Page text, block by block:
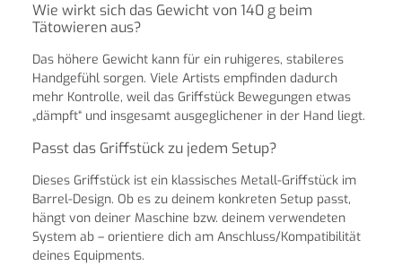
Wie wirkt sich das Gewicht von 140 g beim
Tätowieren aus?
Das höhere Gewicht kann für ein ruhigeres, stabileres
Handgefühl sorgen. Viele Artists empfinden dadurch
mehr Kontrolle, weil das Griffstück Bewegungen etwas
„dämpft“ und insgesamt ausgeglichener in der Hand liegt.
Passt das Griffstück zu jedem Setup?
Dieses Griffstück ist ein klassisches Metall-Griffstück im
Barrel-Design. Ob es zu deinem konkreten Setup passt,
hängt von deiner Maschine bzw. deinem verwendeten
System ab – orientiere dich am Anschluss/Kompatibilität
deines Equipments.